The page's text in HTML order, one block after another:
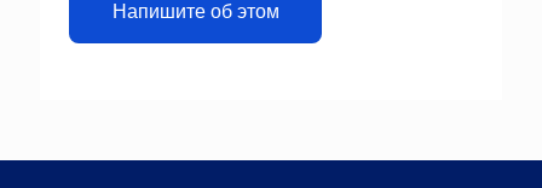
Напишите об этом